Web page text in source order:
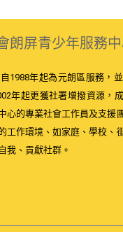
朗屏青少年服務
1988年起為元朗區服務，
年起更獲社署增撥資源，
心的專業社會工作員及支援
工作環境、如家庭、學校、
我、貢獻社群。